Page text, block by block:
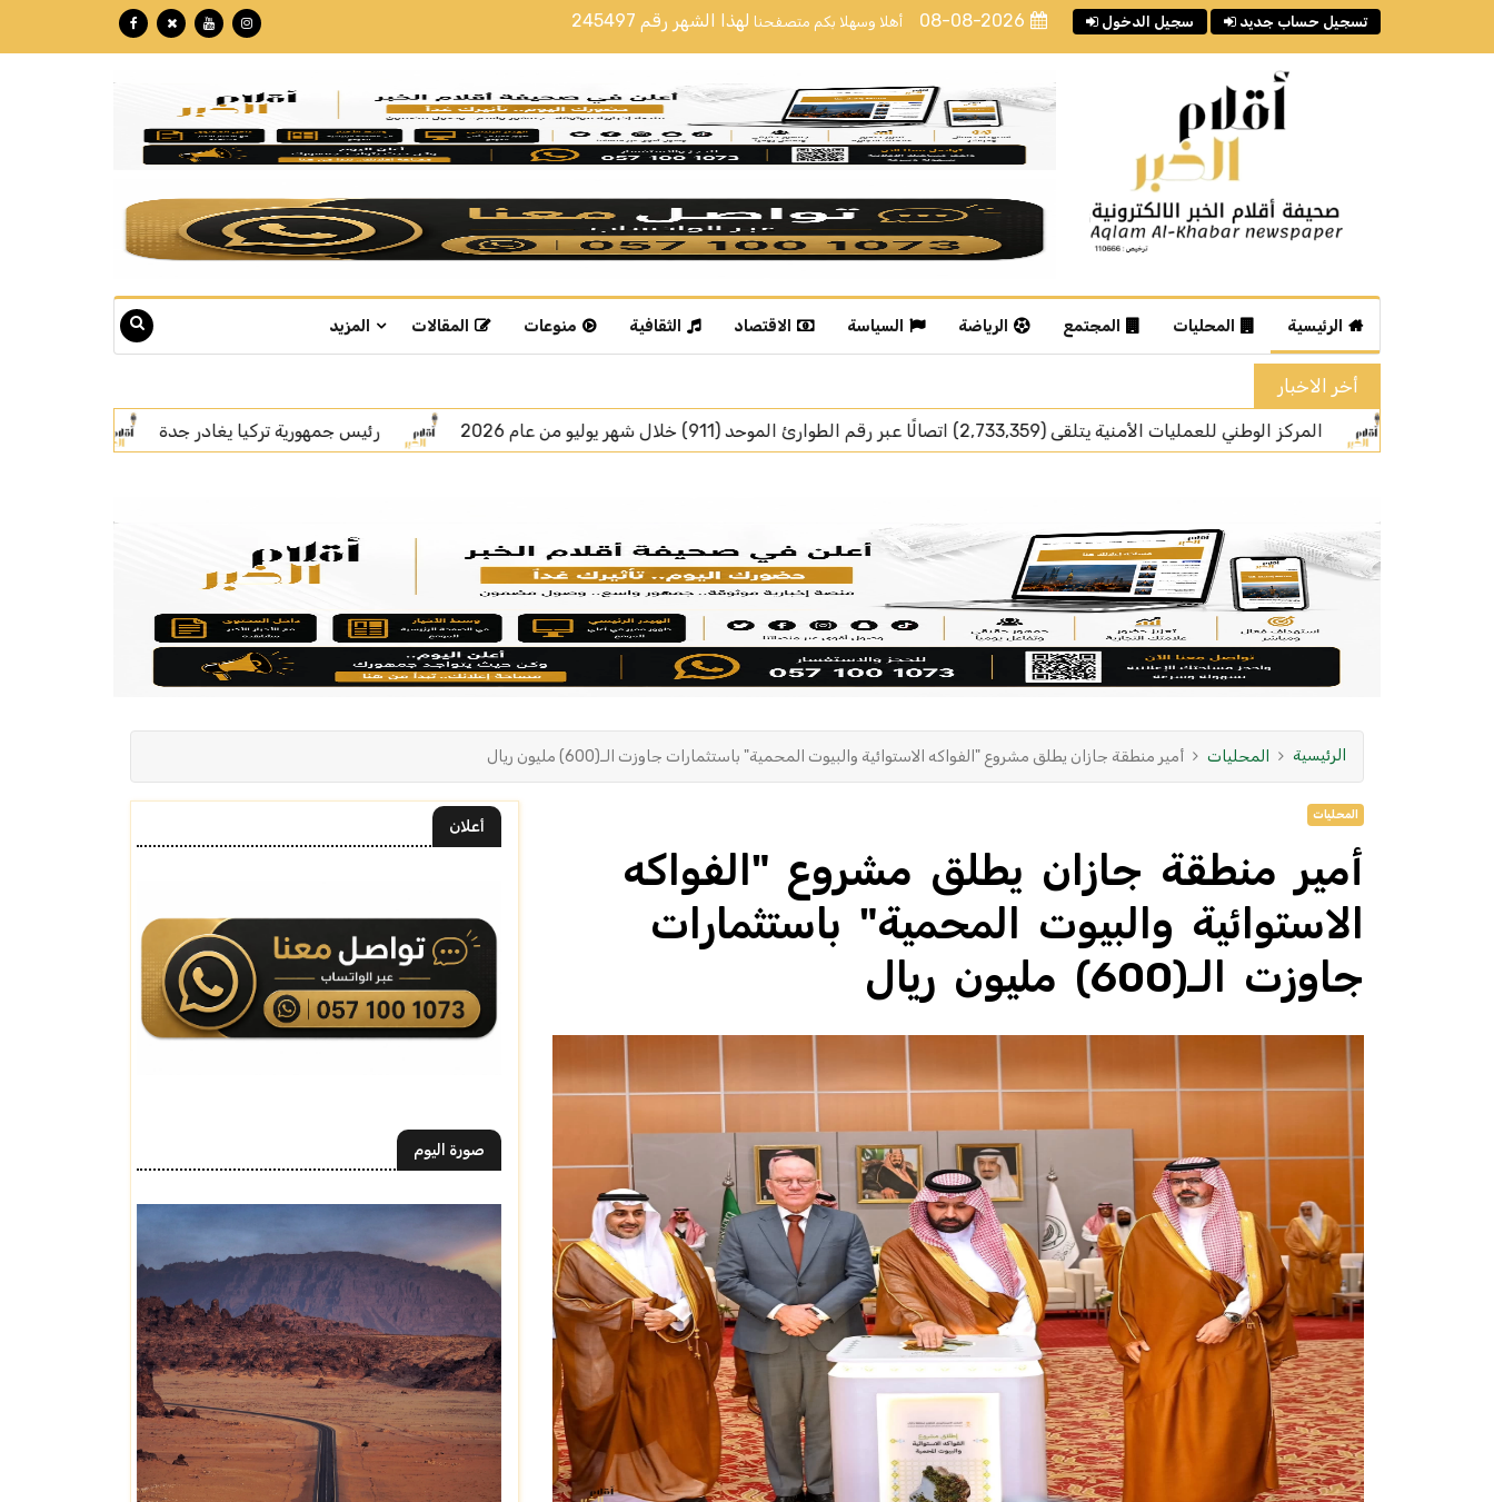
أهلا وسهلا بكم متصفحنا لهذا الشهر رقم 245497 08-08-2026 سجيل الدخول تسجيل حساب جديد
الرئيسية المحليات المجتمع الرياضة السياسة الاقتصاد الثقافية منوعات المقالات المزيد
أخر الاخبار
الطوارئ الموحد (911) خلال شهر يوليو من عام 2026 رئيس جمهورية تركيا يغادر جدة اتفاقية مكة.. رسالة قوة بلغة السلام
الرئيسية المحليات أمير منطقة جازان يطلق مشروع "الفواكه الاستوائية والبيوت المحمية" باستثمارات جاوزت الـ(600) مليون ريال
المحليات
أمير منطقة جازان يطلق مشروع "الفواكه
الاستوائية والبيوت المحمية" باستثمارات
جاوزت الـ(600) مليون ريال
أعلان
صورة اليوم